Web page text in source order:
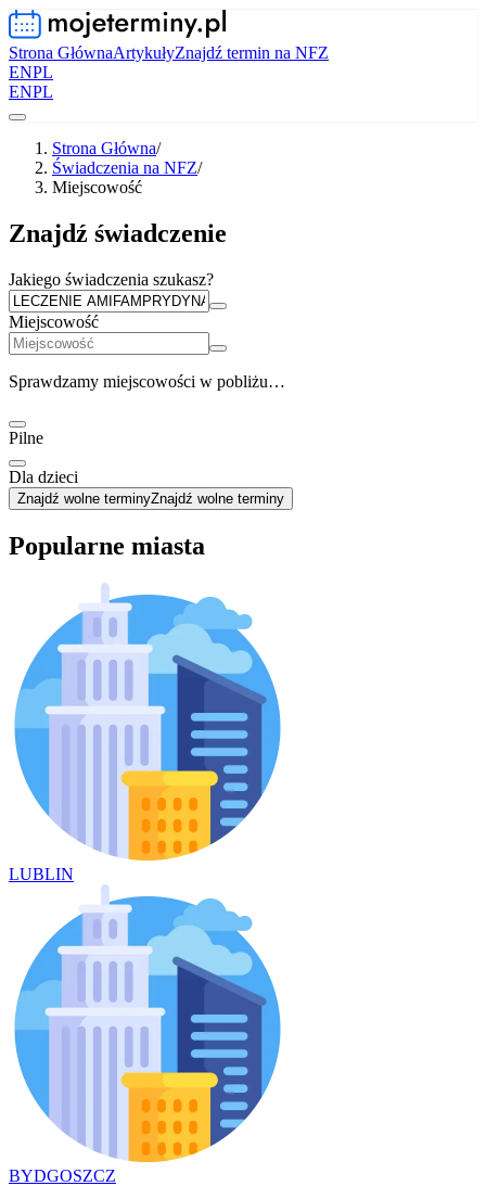
Strona GłównaArtykułyZnajdź termin na NFZ
ENPL
ENPL
Strona Główna/
Świadczenia na NFZ/
Miejscowość
Znajdź świadczenie
Jakiego świadczenia szukasz?
Miejscowość
Sprawdzamy miejscowości w pobliżu…
Pilne
Dla dzieci
Znajdź wolne terminyZnajdź wolne terminy
Popularne miasta
LUBLIN
BYDGOSZCZ